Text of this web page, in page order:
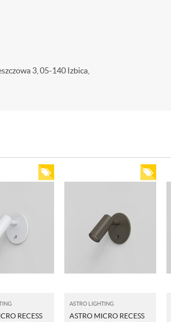
3, 05-140 Izbica,
RECESS
ASTRO LIGHTING
ASTRO MICRO RECESS